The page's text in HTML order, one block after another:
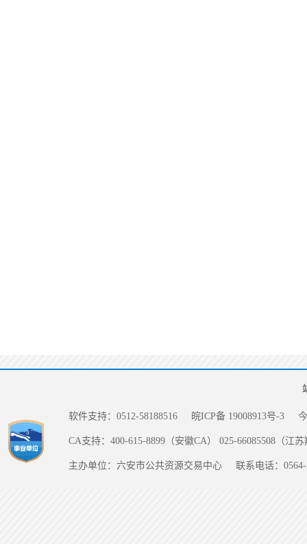
软件支持：0512-58188516 皖ICP备 19008913号-3
CA支持：400-615-8899（安徽CA） 025-66085508（江
主办单位：六安市公共资源交易中心 联系电话：0564-